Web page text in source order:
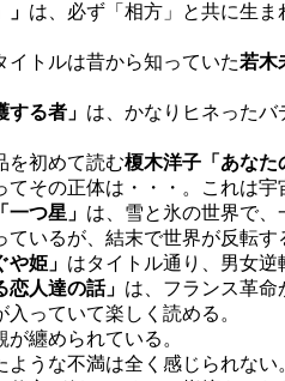
は、必ず「相方」と共に生
トルは昔から知っていた若木
る者」 は、かなりヒネった
を初めて読む榎木洋子「あなた
その正体は・・・。これは
一つ星」 は、雪と氷の世界で
いるが、結末で世界が反転す
姫」 はタイトル通り、男女逆
人達の話」 は、フランス革
っていて楽しく読める。
纏められている。
うな不満は全く感じられな